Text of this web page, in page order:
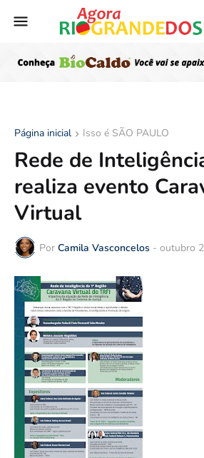
Página inicial Isso é SÃO PAULO
Rede de
realiza evento
Virtual
Por Camila Vasconcelos - outubro